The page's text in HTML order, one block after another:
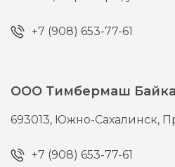
+7 (908) 653-77-61
ООО Тимбермаш
693013, Южно-Сахалинск,
+7 (908) 653-77-61